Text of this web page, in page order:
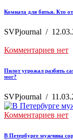
Комната для битья. Кто
SVPjournal /
Комментариев нет
Пилот угрожал разбить
мог?
SVPjournal /
Комментариев нет
В Петербурге мужчина